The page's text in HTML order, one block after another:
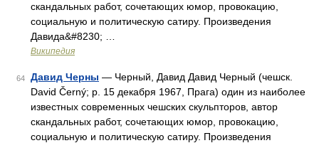
скандальных работ, сочетающих юмор, провокацию,
социальную и политическую сатиру. Произведения
Давида&#8230; …
Википедия
64 Давид Черны — Черный, Давид Давид Черный (чешск.
David Černý; р. 15 декабря 1967, Прага) один из наиболее
известных современных чешских скульпторов, автор
скандальных работ, сочетающих юмор, провокацию,
социальную и политическую сатиру. Произведения